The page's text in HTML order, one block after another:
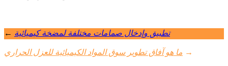
← تطبيق وإدخال صمامات مختلفة لمضخة كيميائية
ما هو آفاق تطوير سوق المواد الكيميائية للعزل الحراري →